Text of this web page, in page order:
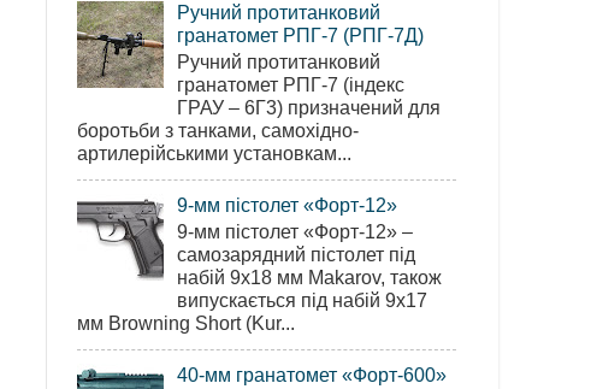
Ручний протитанковий
гранатомет РПГ-7 (РПГ-7Д)
Ручний протитанковий
гранатомет РПГ-7 (індекс
ГРАУ – 6Г3) призначений для
боротьби з танками, самохідно-
артилерійськими установкам...
9-мм пістолет «Форт-12»
9-мм пістолет «Форт-12» –
самозарядний пістолет під
набій 9х18 мм Makarov, також
випускається під набій 9х17
мм Browning Short (Kur...
40-мм гранатомет «Форт-600»